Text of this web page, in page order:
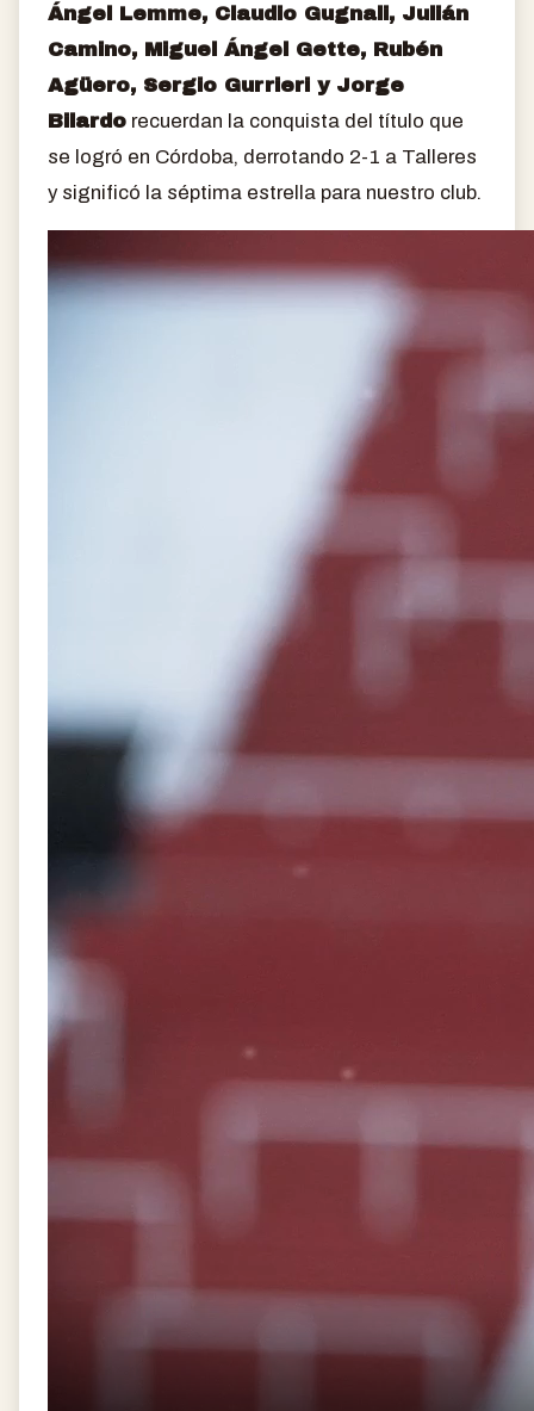
Ángel Lemme, Claudio Gugnali, Julián
Camino, Miguel Ángel Gette, Rubén
Agüero, Sergio Gurrieri y Jorge
Bilardo recuerdan la conquista del título que
se logró en Córdoba, derrotando 2-1 a Talleres
y significó la séptima estrella para nuestro club.